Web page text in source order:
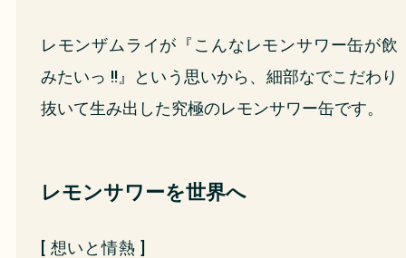
レモンザムライが『こんなレモンサワー缶が飲
みたいっ !!』という思いから、細部なでこだわり
抜いて生み出した究極のレモンサワー缶です。
レモンサワーを世界へ
[ 想いと情熱 ]